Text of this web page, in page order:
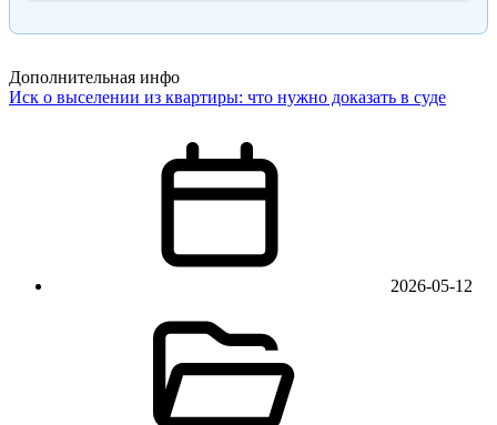
Дополнительная инфо
Иск о выселении из квартиры: что нужно доказать в суде
2026-05-12